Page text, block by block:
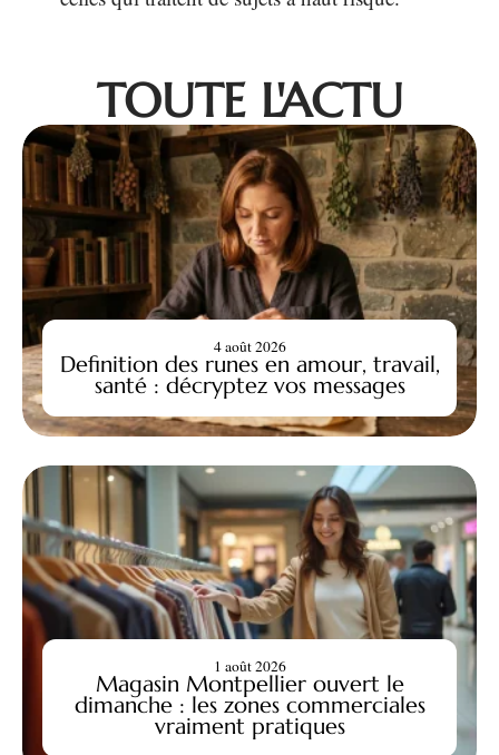
TOUTE L'ACTU
Definition des runes en amour, travail,
santé : décryptez vos messages
4 août 2026
Magasin Montpellier ouvert le
dimanche : les zones commerciales
vraiment pratiques
1 août 2026